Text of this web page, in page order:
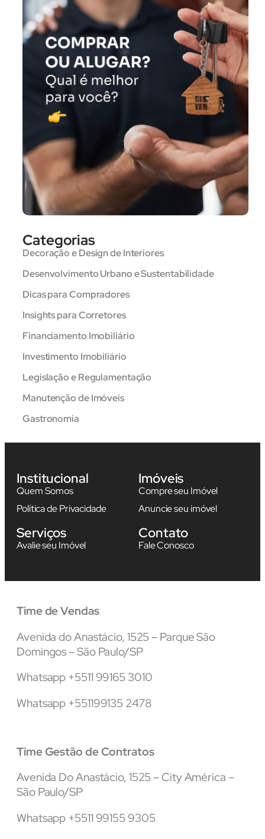
Categorias
Decoração e Design de Interiores
Desenvolvimento Urbano e Sustentabilidade
Dicas para Compradores
Insights para Corretores
Financiamento Imobiliário
Investimento Imobiliário
Legislação e Regulamentação
Manutenção de Imóveis
Gastronomia
Institucional
Quem Somos
Política de Privacidade
Imóveis
Compre seu Imóvel
Anuncie seu imóvel
Serviços
Avalie seu Imóvel
Contato
Fale Conosco
Time de Vendas
Avenida do Anastácio, 1525 – Parque São
Domingos – São Paulo/SP
Whatsapp +5511 99165 3010
Whatsapp +551199135 2478
Time Gestão de Contratos
Avenida Do Anastácio, 1525 – City América –
São Paulo/SP
Whatsapp +5511 99155 9305